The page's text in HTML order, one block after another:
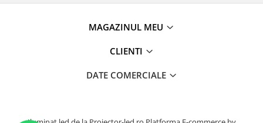
MAGAZINUL MEU
CLIENTI
DATE COMERCIALE